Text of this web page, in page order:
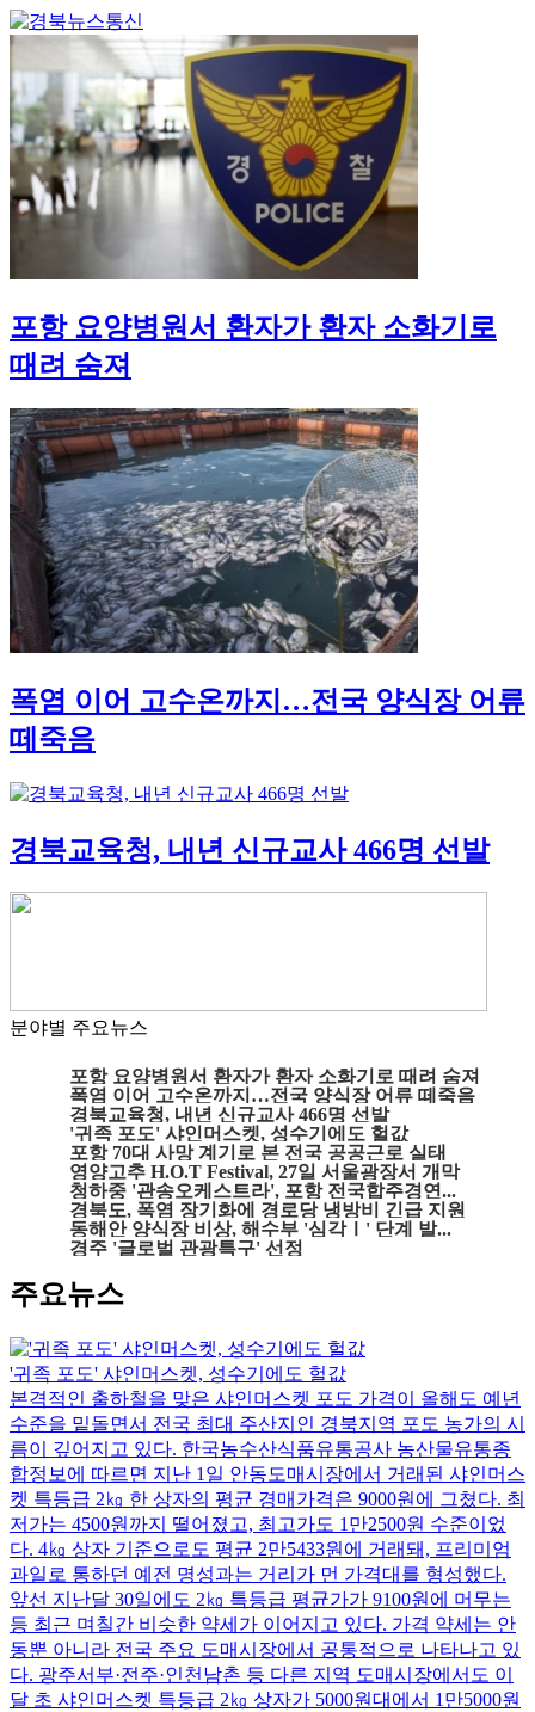
포항 요양병원서 환자가 환자 소화기로
때려 숨져
폭염 이어 고수온까지…전국 양식장 어류
떼죽음
경북교육청, 내년 신규교사 466명 선발
분야별 주요뉴스
포항 요양병원서 환자가 환자 소화기로 때려 숨져
폭염 이어 고수온까지…전국 양식장 어류 떼죽음
경북교육청, 내년 신규교사 466명 선발
'귀족 포도' 샤인머스켓, 성수기에도 헐값
포항 70대 사망 계기로 본 전국 공공근로 실태
영양고추 H.O.T Festival, 27일 서울광장서 개막
청하중 '관송오케스트라', 포항 전국합주경연...
경북도, 폭염 장기화에 경로당 냉방비 긴급 지원
동해안 양식장 비상, 해수부 '심각Ⅰ' 단계 발...
경주 '글로벌 관광특구' 선정
주요뉴스
'귀족 포도' 샤인머스켓, 성수기에도 헐값
본격적인 출하철을 맞은 샤인머스켓 포도 가격이 올해도 예년
수준을 밑돌면서 전국 최대 주산지인 경북지역 포도 농가의 시
름이 깊어지고 있다. 한국농수산식품유통공사 농산물유통종
합정보에 따르면 지난 1일 안동도매시장에서 거래된 샤인머스
켓 특등급 2㎏ 한 상자의 평균 경매가격은 9000원에 그쳤다. 최
저가는 4500원까지 떨어졌고, 최고가도 1만2500원 수준이었
다. 4㎏ 상자 기준으로도 평균 2만5433원에 거래돼, 프리미엄
과일로 통하던 예전 명성과는 거리가 먼 가격대를 형성했다.
앞선 지난달 30일에도 2㎏ 특등급 평균가가 9100원에 머무는
등 최근 며칠간 비슷한 약세가 이어지고 있다. 가격 약세는 안
동뿐 아니라 전국 주요 도매시장에서 공통적으로 나타나고 있
다. 광주서부·전주·인천남촌 등 다른 지역 도매시장에서도 이
달 초 샤인머스켓 특등급 2㎏ 상자가 5000원대에서 1만5000원